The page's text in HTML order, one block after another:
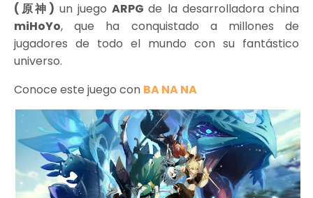
(原神) un juegoARPGde la desarrolladora china
miHoYo, que ha conquistado a millones de
jugadores de todo el mundo con su fantástico
universo.
Conoce este juego con BA NA NA